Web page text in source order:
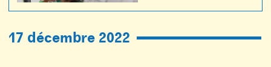
17 décembre 2022